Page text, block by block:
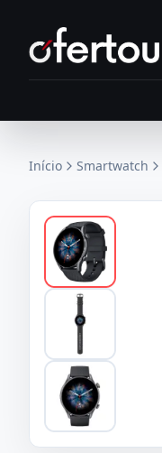
Início Smartwatch